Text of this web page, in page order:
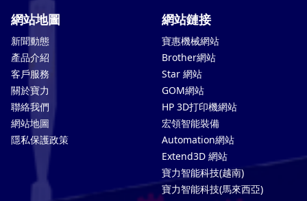
網站地圖
新聞動態
產品介紹
客戶服務
關於寶力
聯絡我們
網站地圖
隱私保護政策
網站鏈接
寶惠機械網站
Brother網站
Star 網站
GOM網站
HP 3D打印機網站
宏領智能裝備
Automation網站
Extend3D 網站
寶力智能科技(越南)
寶力智能科技(馬來西亞)